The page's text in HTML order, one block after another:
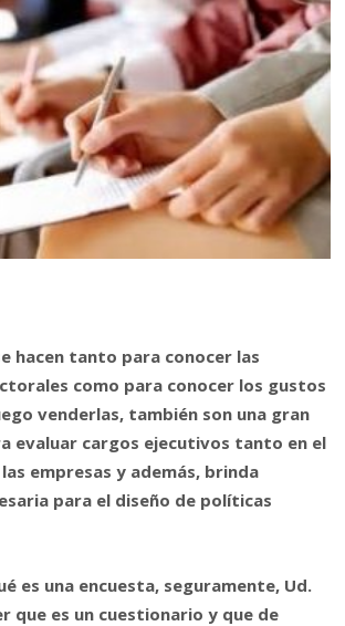
hacen tanto para conocer las
como para conocer los gustos
venderlas, también son una gran
evaluar cargos ejecutivos tanto en el
empresas y además, brinda
para el diseño de políticas
es una encuesta, seguramente, Ud.
que es un cuestionario y que de